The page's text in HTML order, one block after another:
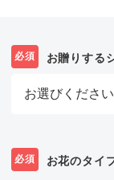
必須 お贈りする
必須 お花のタイ